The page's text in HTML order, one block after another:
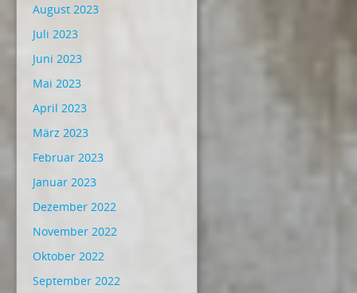
August 2023
Juli 2023
Juni 2023
Mai 2023
April 2023
März 2023
Februar 2023
Januar 2023
Dezember 2022
November 2022
Oktober 2022
September 2022